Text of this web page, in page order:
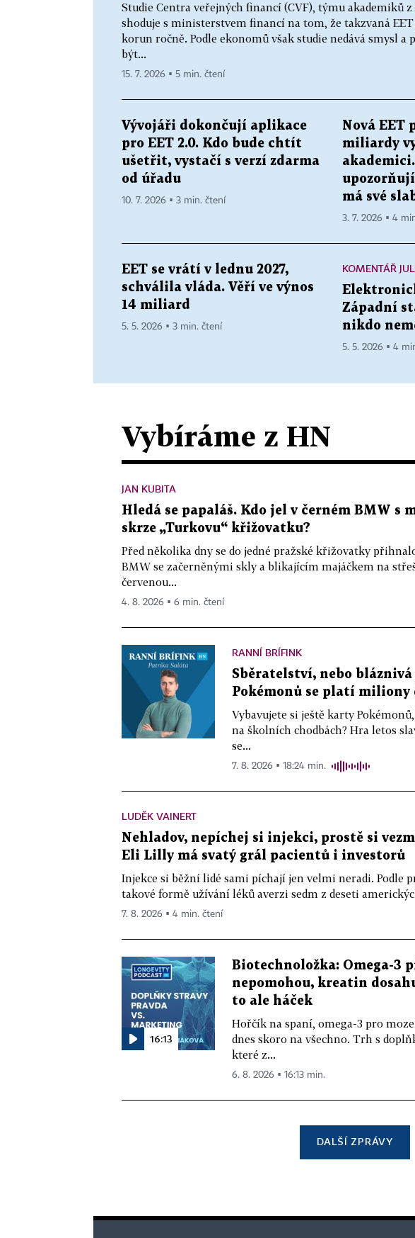
Studie Centra veřejných financí (CVF), týmu akademiků
shoduje s ministerstvem financí na tom, že takzvaná
korun ročně. Podle ekonomů však studie nedává smysl
být...
15. 7. 2026 ▪ 5 min. čtení
Vývojáři dokončují aplikace
pro EET 2.0. Kdo bude chtít
ušetřit, vystačí s verzí zdarma
od úřadu
10. 7. 2026 ▪ 3 min. čtení
Nová EET
miliardy
má své
3. 7. 2026 ▪ 4
EET se vrátí v lednu 2027,
schválila vláda. Věří ve výnos
14 miliard
5. 5. 2026 ▪ 3 min. čtení
KOMENTÁŘ
Západní
nikdo
5. 5. 2026 ▪ 4
Vybíráme z HN
JAN KUBITA
Hledá se papaláš. Kdo jel v černém BMW s
skrze „Turkovu“ křižovatku?
Před několika dny se do jedné pražské křižovatky
BMW se začerněnými skly a blikajícím majáčkem na
červenou...
4. 8. 2026 ▪ 6 min. čtení
RANNÍ BRÍFINK
Sběratelství, nebo
Pokémonů se platí miliony
Vybavujete si ještě karty
na školních chodbách? Hra letos
se...
7. 8. 2026 ▪ 18:24 min.
LUDĚK VAINERT
Nehladov, nepíchej si injekci, prostě si
Eli Lilly má svatý grál pacientů i investorů
Injekce si běžní lidé sami píchají jen velmi neradi. Podle
takové formě užívání léků averzi sedm z deseti
7. 8. 2026 ▪ 4 min. čtení
16:13
Biotechnoložka: Omega-3
nepomohou, kreatin
to ale háček
Hořčík na spaní, omega-3 pro
dnes skoro na všechno. Trh s
které z...
6. 8. 2026 ▪ 16:13 min.
DALŠÍ ZPRÁVY